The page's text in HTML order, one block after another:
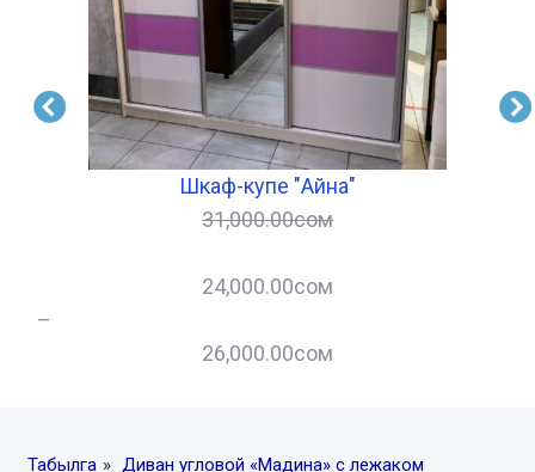
Шкаф-купе "Айна"
31,000.00сом
24,000.00сом
–
26,000.00сом
Табылга » Диван угловой «Мадина» с лежаком